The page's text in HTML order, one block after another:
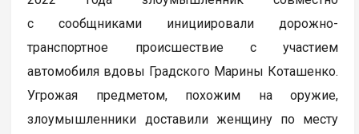
с сообщниками инициировали дорожно-
транспортное происшествие с участием
автомобиля вдовы Градского Марины Коташенко.
Угрожая предметом, похожим на оружие,
злоумышленники доставили женщину по месту